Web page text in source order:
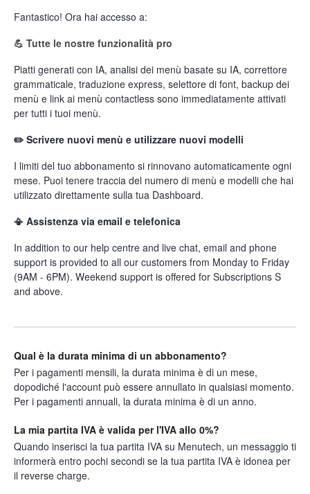
Fantastico! Ora hai accesso a:
💪 Tutte le nostre funzionalità pro
Piatti generati con IA, analisi dei menù basate su IA, correttore
grammaticale, traduzione express, selettore di font, backup dei
menù e link ai menù contactless sono immediatamente attivati
per tutti i tuoi menù.
✏️ Scrivere nuovi menù e utilizzare nuovi modelli
I limiti del tuo abbonamento si rinnovano automaticamente ogni
mese. Puoi tenere traccia del numero di menù e modelli che hai
utilizzato direttamente sulla tua Dashboard.
📳 Assistenza via email e telefonica
In addition to our help centre and live chat, email and phone
support is provided to all our customers from Monday to Friday
(9AM - 6PM). Weekend support is offered for Subscriptions S
and above.
Qual è la durata minima di un abbonamento?
Per i pagamenti mensili, la durata minima è di un mese,
dopodiché l'account può essere annullato in qualsiasi momento.
Per i pagamenti annuali, la durata minima è di un anno.
La mia partita IVA è valida per l'IVA allo 0%?
Quando inserisci la tua partita IVA su Menutech, un messaggio ti
informerà entro pochi secondi se la tua partita IVA è idonea per
il reverse charge.